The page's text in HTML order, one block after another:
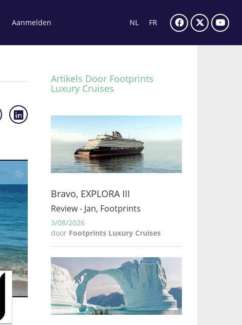
Aanmelden NL FR
Artikels Door Footprints
Luxury Cruises
Bravo, EXPLORA III
Review - Jan, Footprints
3/08/2026
door Footprints Luxury Cruises